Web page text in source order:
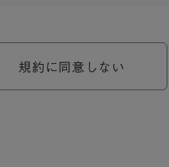
の一部を構成するものとします
合には、個別規定において
規約に同意しない